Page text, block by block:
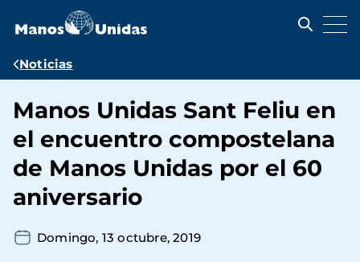
contenido
Ruta
navegación
Noticias
Manos Unidas Sant Feliu en
el encuentro compostelana
de Manos Unidas por el 60
aniversario
Domingo, 13 octubre, 2019